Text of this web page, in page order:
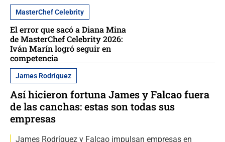
MasterChef Celebrity
El error que sacó a Diana Mina
de MasterChef Celebrity 2026:
Iván Marín logró seguir en
competencia
James Rodríguez
Así hicieron fortuna James y Falcao fuera
de las canchas: estas son todas sus
empresas
James Rodríguez y Falcao impulsan empresas en